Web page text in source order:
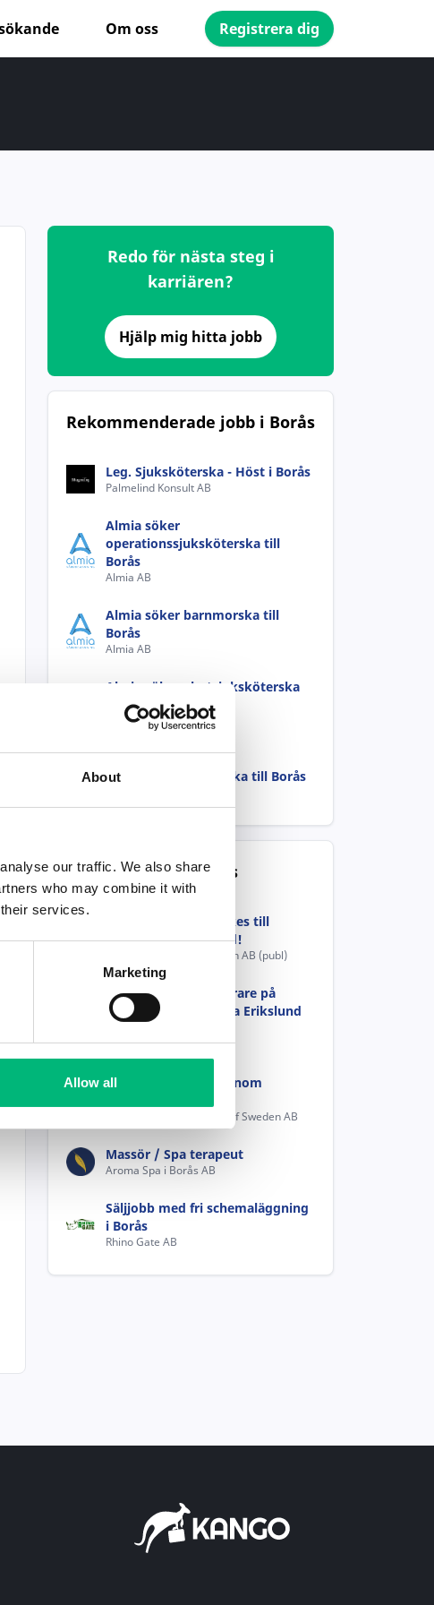
About
our traffic. We also share
who may combine it with
services.
Marketing
Allow all
Om oss Registrera dig
Redo för nästa steg i
karriären?
Hjälp mig hitta jobb
Rekommenderade jobb i Borås
Leg. Sjuksköterska - Höst i Borås
Palmelind Konsult AB
Almia söker
operationssjuksköterska till
Borås
Almia AB
Almia söker barnmorska till
Borås
Almia AB
Almia söker akutsjuksköterska
till Borås
Almia AB
Almia söker
psykiatrisjuksköterska till Borås
Populära jobb i Borås
Drivna studenter sökes till
välkänt lager i Viared!
StudentConsulting Sweden AB (publ)
Lärare eller speciallärare på
Anpassad grundskola Erikslund
BORÅS KOMMUN
Forskningsingenjör inom
RISE Research Institutes of Sweden AB
Massör / Spa terapeut
Aroma Spa i Borås AB
Säljjobb med fri schemaläggning
i Borås
Rhino Gate AB